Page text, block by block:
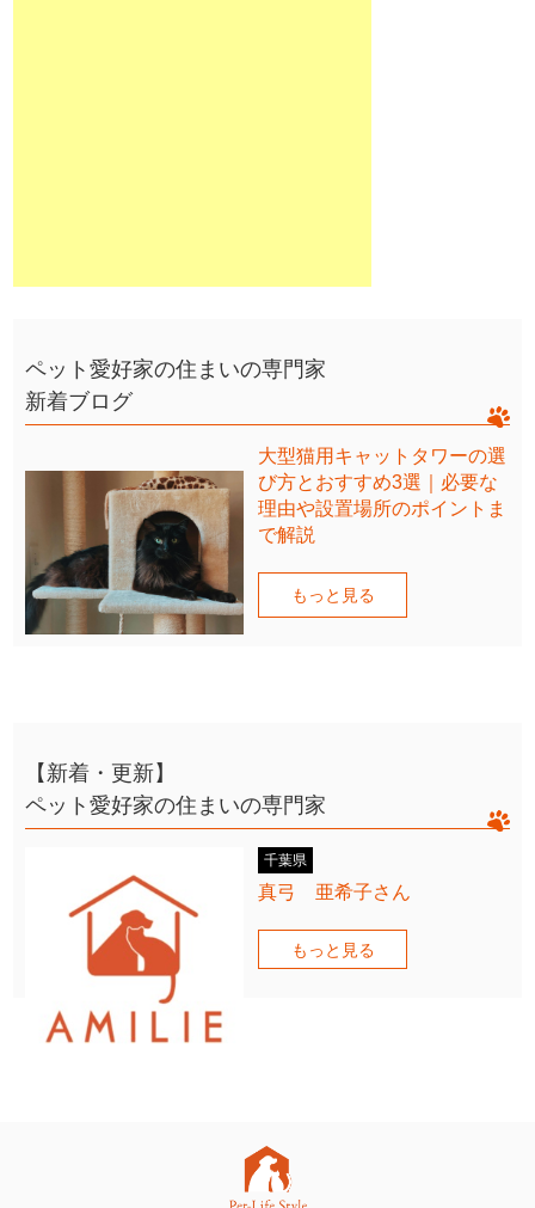
ペット愛好家の住まいの専門家
新着ブログ
大型猫用キャットタワーの選
び方とおすすめ3選｜必要な
理由や設置場所のポイントま
で解説
もっと見る
【新着・更新】
ペット愛好家の住まいの専門家
千葉県
真弓 亜希子さん
もっと見る